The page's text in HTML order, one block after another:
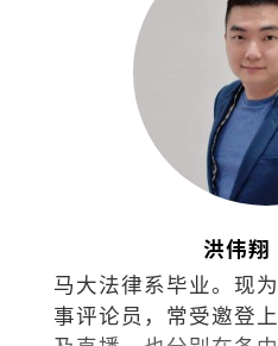
洪伟翔
马大法律系毕业。现
事评论员，常受邀登